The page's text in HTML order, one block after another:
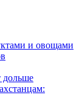
и овощами
дольше